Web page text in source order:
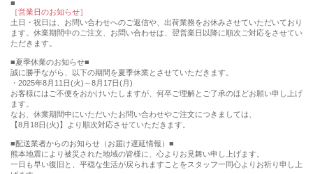
［営業日のお知らせ］
土日・祝日は、お問い合わせへのご返信や、出荷業務をお休みさせていただいており
ます。休業期間中のご注文、お問い合わせは、翌営業日以降に順次ご対応をさせてい
ただきます。
■夏季休業のお知らせ■
誠に勝手ながら、以下の期間を夏季休業とさせていただきます。
・2025年8月11日(火)～8月17日(月)
お客様にはご不便をおかけいたしますが、何卒ご理解とご了承のほどお願い申し上げ
ます。
なお、休業期間中にいただいたお問い合わせやご注文につきましては、
【8月18日(火)】より順次対応させていただきます。
■配送業者からのお知らせ（お届け遅延情報）■
熊本地震により被災された地域の皆様に、心よりお見舞い申し上げます。
一日も早い復旧と、平穏な生活が戻られますことをスタッフ一同心よりお祈り申し上